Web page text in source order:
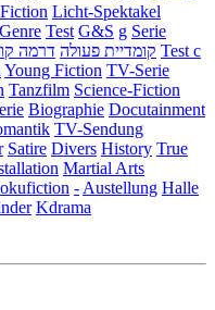
Fiction Licht-Spektakel
Genre Test G&S g Serie
קומדיית פעולה דרמה
Test c
Young Fiction TV-Serie
Tanzfilm Science-Fiction
Biographie Docutainment
TV-Sendung
Satire Divers History True
Martial Arts
- Austellung Halle
Kdrama